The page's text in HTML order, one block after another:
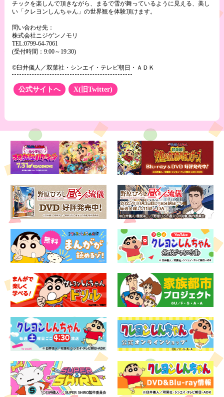
チックを楽しんで頂きながら、まるで雪が舞っているように見える、美し
い「クレヨンしんちゃん」の世界観を体験頂けます。
問い合わせ先：
株式会社ニジゲンノモリ
TEL:0799-64-7061
(受付時間：9:00～19:30)
©臼井儀人／双葉社・シンエイ・テレビ朝日・ＡＤＫ
公式サイトへ X(旧Twitter)